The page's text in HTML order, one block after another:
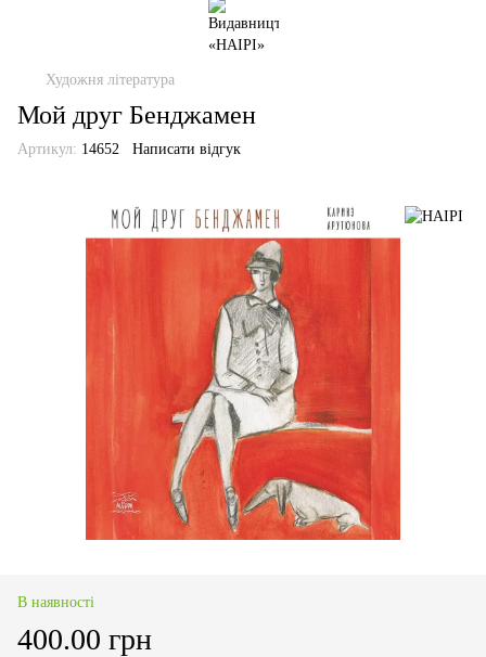
Художня література
Мой друг Бенджамен
Артикул: 14652 Написати відгук
В наявності
400.00 грн